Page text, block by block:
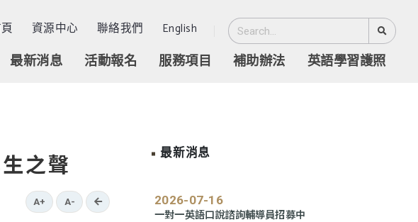
資源中心 聯絡我們 English
最新消息 活動報名 服務項目 補助辦法 英語學習護照
最新消息
2026-07-16
一對一英語口說諮詢輔導員招募中
之聲
A+ A- go back